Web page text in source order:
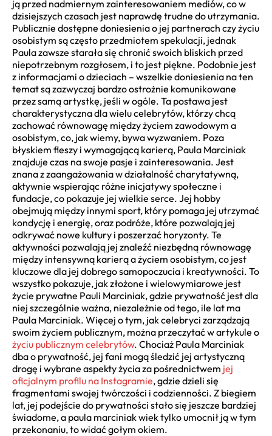
ją przed nadmiernym zainteresowaniem mediów, co w
dzisiejszych czasach jest naprawdę trudne do utrzymania.
Publicznie dostępne doniesienia o jej partnerach czy życiu
osobistym są często przedmiotem spekulacji, jednak
Paula zawsze starała się chronić swoich bliskich przed
niepotrzebnym rozgłosem, i to jest piękne. Podobnie jest
z informacjami o dzieciach – wszelkie doniesienia na ten
temat są zazwyczaj bardzo ostrożnie komunikowane
przez samą artystkę, jeśli w ogóle. Ta postawa jest
charakterystyczna dla wielu celebrytów, którzy chcą
zachować równowagę między życiem zawodowym a
osobistym, co, jak wiemy, bywa wyzwaniem. Poza
błyskiem fleszy i wymagającą karierą, Paula Marciniak
znajduje czas na swoje pasje i zainteresowania. Jest
znana z zaangażowania w działalność charytatywną,
aktywnie wspierając różne inicjatywy społeczne i
fundacje, co pokazuje jej wielkie serce. Jej hobby
obejmują między innymi sport, który pomaga jej utrzymać
kondycję i energię, oraz podróże, które pozwalają jej
odkrywać nowe kultury i poszerzać horyzonty. Te
aktywności pozwalają jej znaleźć niezbędną równowagę
między intensywną karierą a życiem osobistym, co jest
kluczowe dla jej dobrego samopoczucia i kreatywności. To
wszystko pokazuje, jak złożone i wielowymiarowe jest
życie prywatne Pauli Marciniak, gdzie prywatność jest dla
niej szczególnie ważna, niezależnie od tego, ile lat ma
Paula Marciniak. Więcej o tym, jak celebryci zarządzają
swoim życiem publicznym, można przeczytać w artykule o
życiu publicznym celebrytów. Chociaż Paula Marciniak
dba o prywatność, jej fani mogą śledzić jej artystyczną
drogę i wybrane aspekty życia za pośrednictwem jej
oficjalnym profilu na Instagramie, gdzie dzieli się
fragmentami swojej twórczości i codzienności. Z biegiem
lat, jej podejście do prywatności stało się jeszcze bardziej
świadome, a paula marciniak wiek tylko umocnił ją w tym
przekonaniu, to widać gołym okiem.